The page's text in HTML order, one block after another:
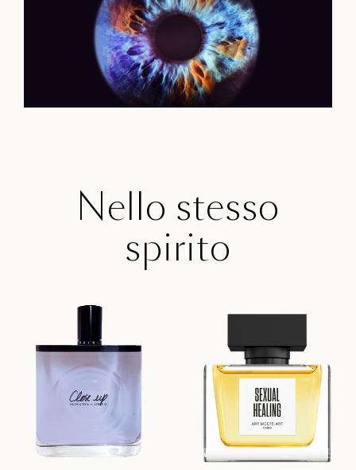
Nello stesso
spirito